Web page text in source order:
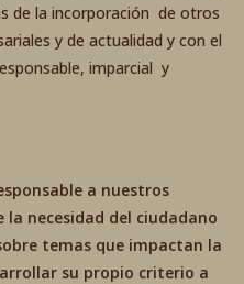
de la incorporación de otros
y de actualidad y con el
imparcial y
a nuestros
necesidad del ciudadano
temas que impactan la
su propio criterio a